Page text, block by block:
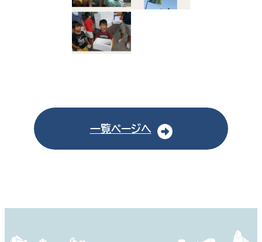
一覧ページへ